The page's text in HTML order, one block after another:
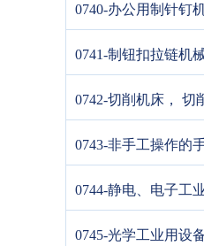
0740-办公用制针钉
0741-制钮扣拉链机
0742-切削机床， 切
0743-非手工操作的
0744-静电、电子工
0745-光学工业用设